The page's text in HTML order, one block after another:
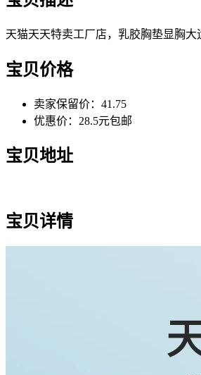
天猫天天特卖工厂店，乳胶胸垫显胸
宝贝价格
卖家保留价：41.75
优惠价：28.5元包邮
宝贝地址
宝贝详情